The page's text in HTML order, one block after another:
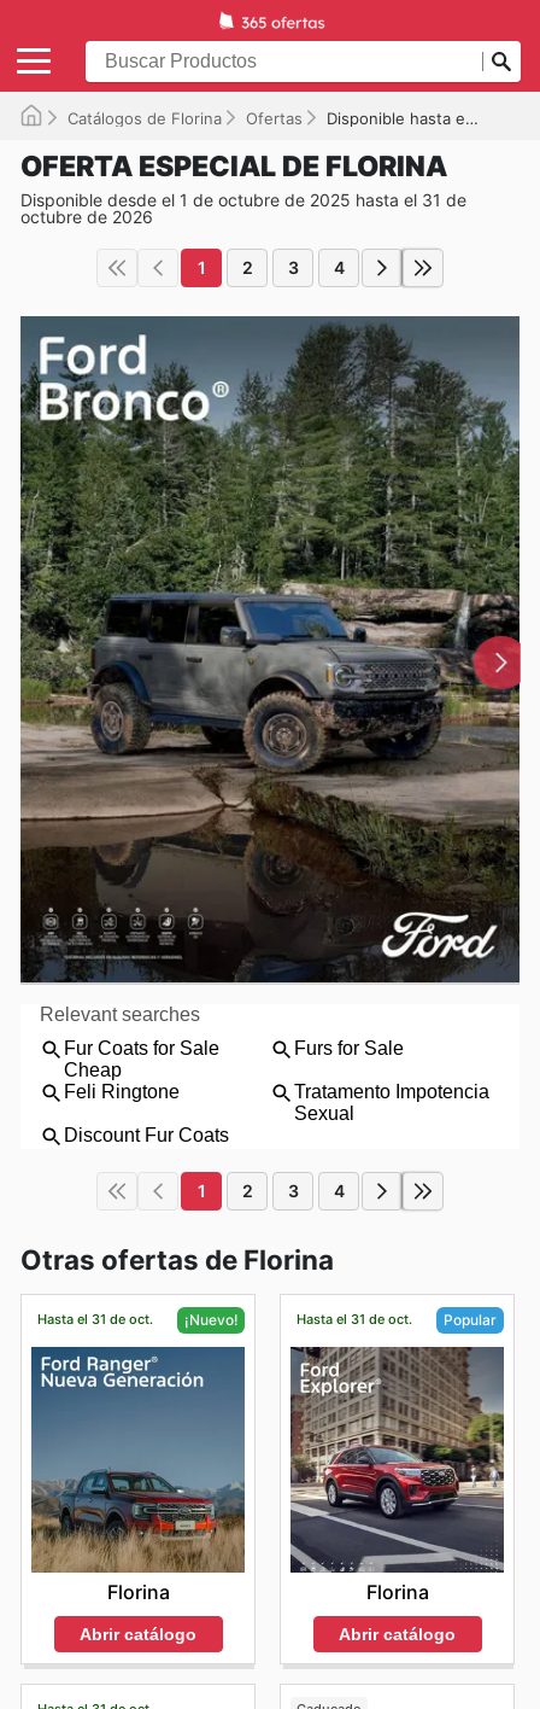
Catálogos de Florina Ofertas Disponible hasta el 31/10/2026
OFERTA ESPECIAL DE FLORINA
Disponible desde el 1 de octubre de 2025 hasta el 31 de
octubre de 2026
1 2 3 4
1 2 3 4
Otras ofertas de Florina
Hasta el 31 de oct. ¡Nuevo!
Florina
Abrir catálogo
Hasta el 31 de oct. Popular
Florina
Abrir catálogo